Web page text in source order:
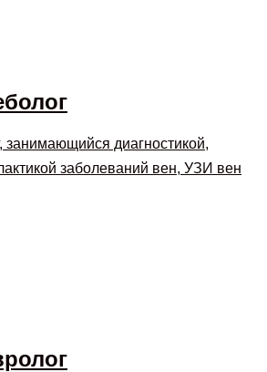
занимающийся диагностикой,
заболеваний вен, УЗИ вен